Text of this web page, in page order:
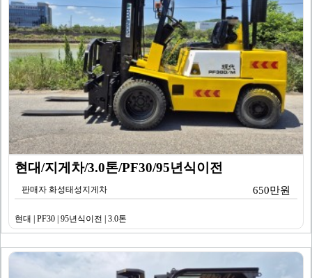
현대/지게차/3.0톤/PF30/95년식이전
판매자 화성태성지게차 650만원
현대 | PF30 | 95년식이전 | 3.0톤